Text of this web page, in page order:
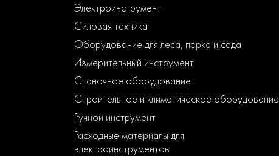
Электроинструмент
Силовая техника
Оборудование для леса, парка и сада
Измерительный инструмент
Станочное оборудование
Строительное и климатическое оборудование
Ручной инструмент
Расходные материалы для
электроинструментов